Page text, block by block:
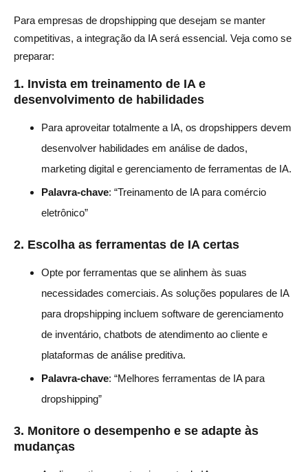
Para empresas de dropshipping que desejam se manter
competitivas, a integração da IA será essencial. Veja como se
preparar:
1. Invista em treinamento de IA e
desenvolvimento de habilidades
Para aproveitar totalmente a IA, os dropshippers devem
desenvolver habilidades em análise de dados,
marketing digital e gerenciamento de ferramentas de IA.
Palavra-chave: “Treinamento de IA para comércio
eletrônico”
2. Escolha as ferramentas de IA certas
Opte por ferramentas que se alinhem às suas
necessidades comerciais. As soluções populares de IA
para dropshipping incluem software de gerenciamento
de inventário, chatbots de atendimento ao cliente e
plataformas de análise preditiva.
Palavra-chave: “Melhores ferramentas de IA para
dropshipping”
3. Monitore o desempenho e se adapte às
mudanças